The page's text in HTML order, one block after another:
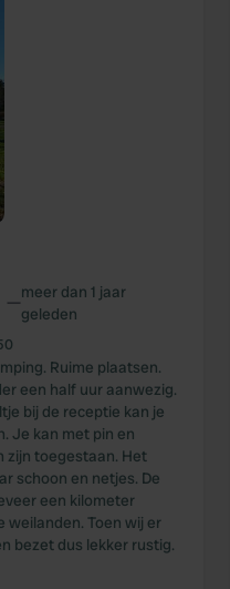
—meer dan 1 jaar
geleden
Ruime plaatsen.
een half uur aanwezig.
bij de receptie kan je
Je kan met pin en
zijn toegestaan. Het
schoon en netjes. De
een kilometer
weilanden. Toen wij er
bezet dus lekker rustig.